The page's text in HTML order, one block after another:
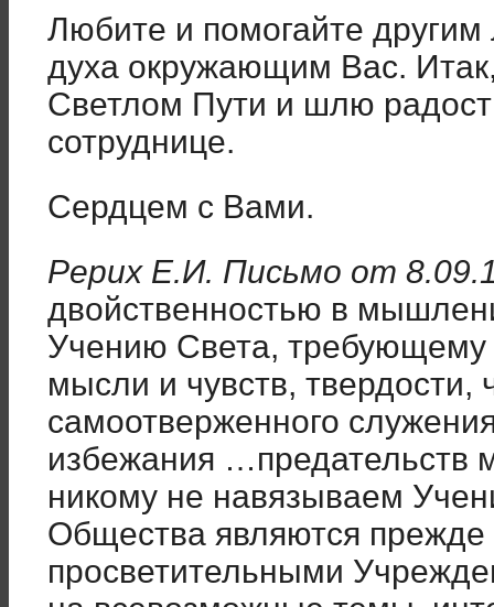
Любите и помогайте
духа окружающим Вас.
Светлом Пути и шлю
сотруднице.
Сердцем с Вами.
Рерих Е.И. Письмо от
двойственностью в
Учению Света, требующему
мысли и чувств, твердости,
самоотверженного
избежания …предательств
никому не навязываем
Общества являются прежде
просветительными